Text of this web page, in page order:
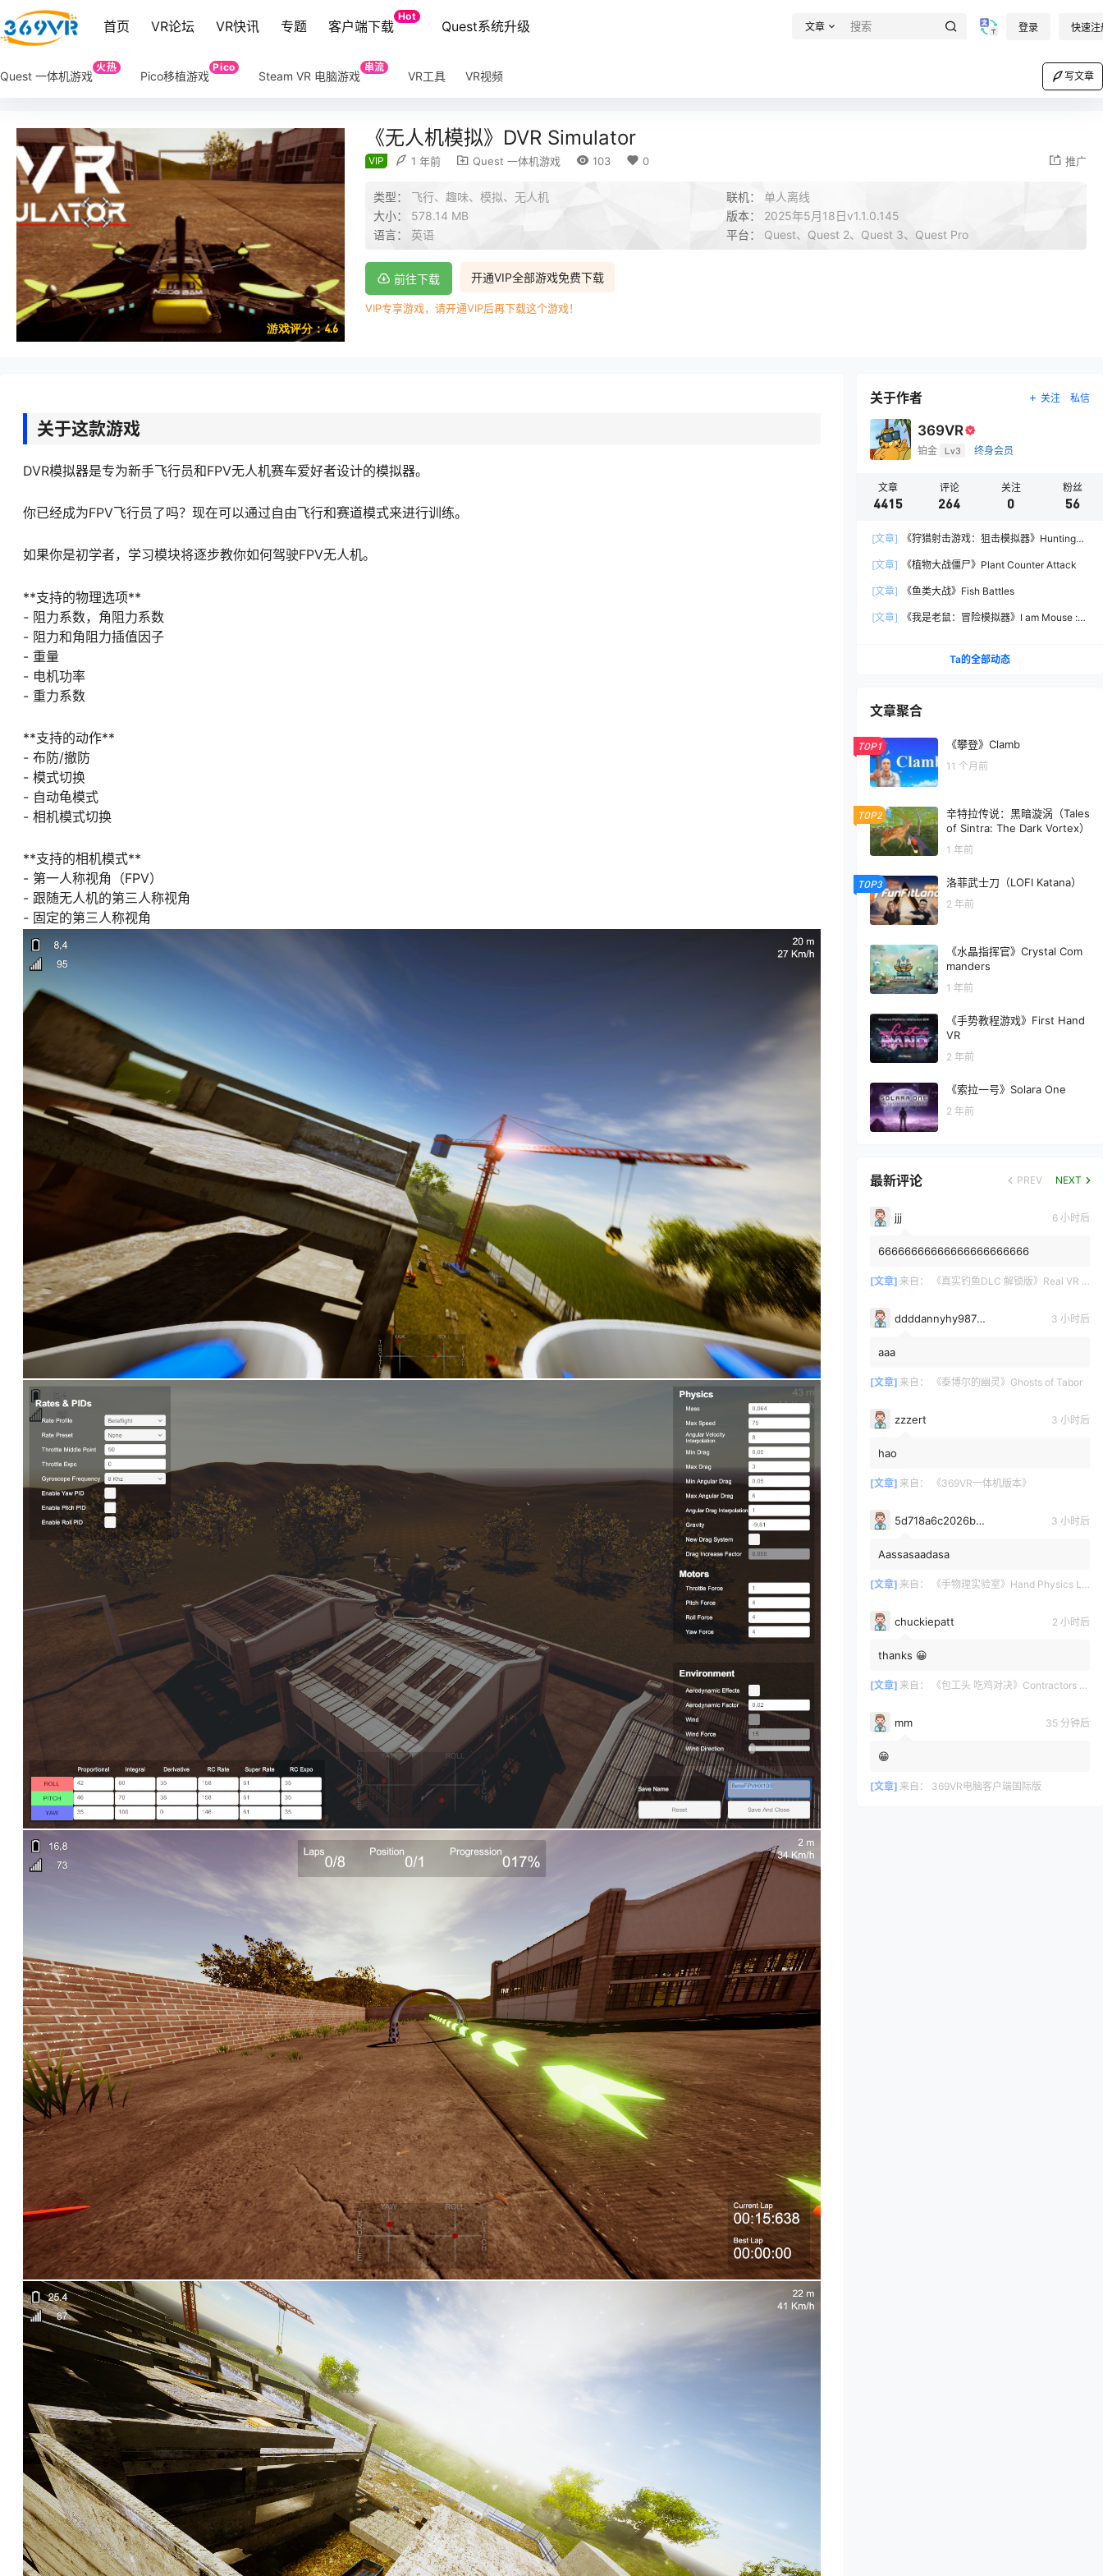
首页 VR论坛 VR快讯 专题 客户端下载
Hot
Quest系统升级 文章 登录 快速注
Quest 一体机游戏
火热
Pico移植游戏
Pico
Steam VR 电脑游戏
串流
VR工具 VR视频 写文章
游戏评分：4.6
《无人机模拟》DVR Simulator
VIP 1 年前 Quest 一体机游戏 103 0 推广
类型： 飞行、趣味、模拟、无人机 联机： 单人离线
大小： 578.14 MB 版本： 2025年5月18日v1.1.0.145
语言： 英语 平台： Quest、Quest 2、Quest 3、Quest Pro
开通VIP全部游戏免费下载
前往下载
VIP专享游戏，请开通VIP后再下载这个游戏！
关于这款游戏
DVR模拟器是专为新手飞行员和FPV无人机赛车爱好者设计的模拟器。
你已经成为FPV飞行员了吗？现在可以通过自由飞行和赛道模式来进行训练。
如果你是初学者，学习模块将逐步教你如何驾驶FPV无人机。
**支持的物理选项**
- 阻力系数，角阻力系数
- 阻力和角阻力插值因子
- 重量
- 电机功率
- 重力系数
**支持的动作**
- 布防/撤防
- 模式切换
- 自动龟模式
- 相机模式切换
**支持的相机模式**
- 第一人称视角（FPV）
- 跟随无人机的第三人称视角
- 固定的第三人称视角
关于作者 关注 私信
369VR
铂金 Lv3 终身会员
文章
4415
评论
264
关注
0
粉丝
56
[文章]
《狩猎射击游戏：狙击模拟器》Hunting
[文章]
《植物大战僵尸》Plant Counter Attack
[文章] 《鱼类大战》Fish Battles
[文章]
《我是老鼠：冒险模拟器》I am Mouse :
Ta的全部动态
文章聚合
TOP1 《攀登》Clamb
11 个月前
TOP2
辛特拉传说：黑暗漩涡（Tales
of Sintra: The Dark Vortex）
1 年前
TOP3 洛菲武士刀（LOFI Katana）
2 年前
《水晶指挥官》Crystal Com
manders
1 年前
《手势教程游戏》First Hand
VR
2 年前
《索拉一号》Solara One
2 年前
最新评论 PREV NEXT
jjj 6 小时后
66666666666666666666666
[文章] 来自： 《真实钓鱼DLC 解锁版》Real VR Fishing DLC
ddddannyhy987878 3 小时后
aaa
[文章] 来自： 《泰博尔的幽灵》Ghosts of Tabor
zzzert 3 小时后
hao
[文章] 来自： 《369VR一体机版本》
5d718a6c2026b3700bdc0c971e6d75361628 3 小时后
Aassasaadasa
[文章] 来自： 《手物理实验室》Hand Physics Lab
chuckiepatt 2 小时后
thanks 😀
[文章] 来自： 《包工头 吃鸡对决》Contractors Showdown
mm 35 分钟后
😁
[文章] 来自： 369VR电脑客户端国际版